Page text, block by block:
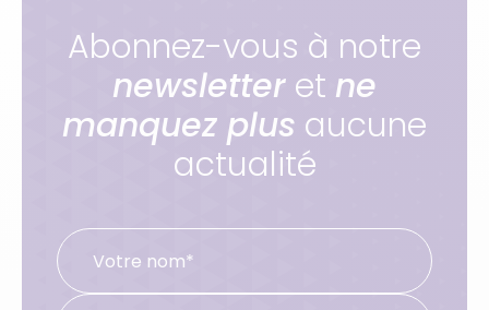
Abonnez-vous à notre
newsletter et ne
manquez plus aucune
actualité